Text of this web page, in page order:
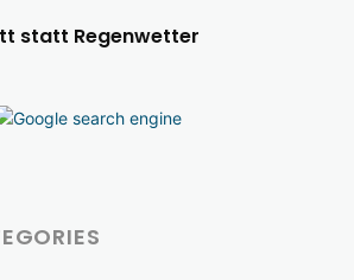
statt Regenwetter